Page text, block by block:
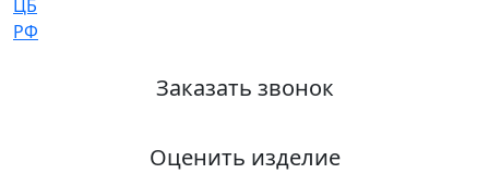
Заказать звонок
Оценить изделие